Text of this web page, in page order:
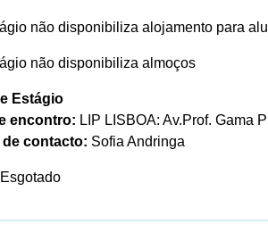
não disponibiliza alojamento para
não disponibiliza almoços
Estágio
encontro: LIP LISBOA: Av.Prof. Gama
de contacto: Sofia Andringa